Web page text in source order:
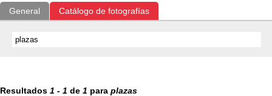
General Catálogo de fotografías
Resultados 1 - 1 de 1 para plazas